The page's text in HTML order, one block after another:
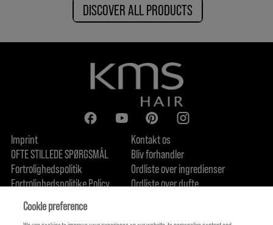
DISCOVER ALL PRODUCTS
Imprint
OFTE STILLEDE SPØRGSMÅL
Fortrolighedspolitik
Fortrolighedspolitike Policy
Om os
Kontakt os
Bliv forhandler
Ordliste over ingredienser
Ordliste over dufte
Cookie preference